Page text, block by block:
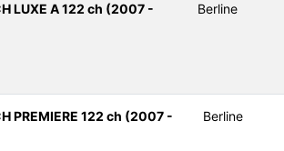
LUXE A 122 ch (2007 -
Berline
PREMIERE 122 ch (2007 -
Berline